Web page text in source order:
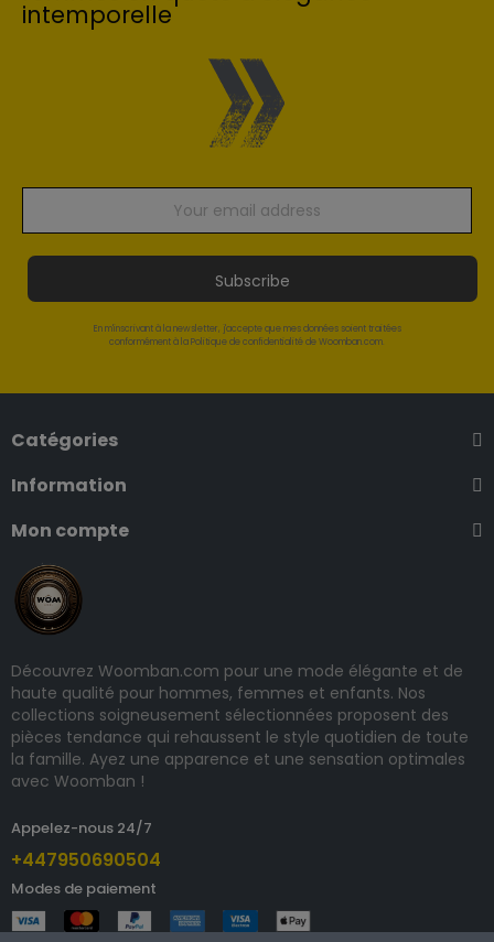
intemporelle
Subscribe
En m'inscrivant à la newsletter, j'accepte que mes données soient traitées
conformément à la Politique de confidentialité de Woomban.com.
Catégories
Information
Mon compte
Découvrez Woomban.com pour une mode élégante et de
haute qualité pour hommes, femmes et enfants. Nos
collections soigneusement sélectionnées proposent des
pièces tendance qui rehaussent le style quotidien de toute
la famille. Ayez une apparence et une sensation optimales
avec Woomban !
Appelez-nous 24/7
+447950690504
Modes de paiement